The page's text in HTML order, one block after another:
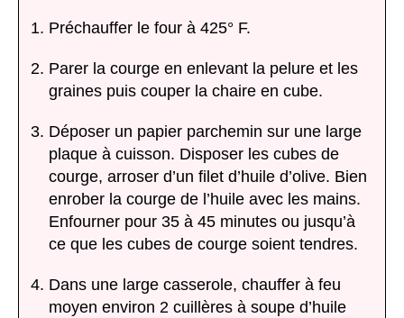
Préchauffer le four à 425° F.
Parer la courge en enlevant la pelure et les
graines puis couper la chaire en cube.
Déposer un papier parchemin sur une large
plaque à cuisson. Disposer les cubes de
courge, arroser d’un filet d’huile d’olive. Bien
enrober la courge de l’huile avec les mains.
Enfourner pour 35 à 45 minutes ou jusqu’à
ce que les cubes de courge soient tendres.
Dans une large casserole, chauffer à feu
moyen environ 2 cuillères à soupe d’huile